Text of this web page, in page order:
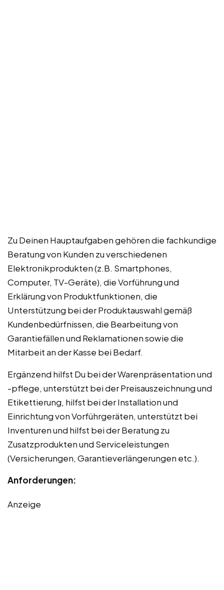
Zu Deinen Hauptaufgaben gehören die fachkundige
Beratung von Kunden zu verschiedenen
Elektronikprodukten (z.B. Smartphones,
Computer, TV-Geräte), die Vorführung und
Erklärung von Produktfunktionen, die
Unterstützung bei der Produktauswahl gemäß
Kundenbedürfnissen, die Bearbeitung von
Garantiefällen und Reklamationen sowie die
Mitarbeit an der Kasse bei Bedarf.
Ergänzend hilfst Du bei der Warenpräsentation und
-pflege, unterstützt bei der Preisauszeichnung und
Etikettierung, hilfst bei der Installation und
Einrichtung von Vorführgeräten, unterstützt bei
Inventuren und hilfst bei der Beratung zu
Zusatzprodukten und Serviceleistungen
(Versicherungen, Garantieverlängerungen etc.).
Anforderungen:
Anzeige